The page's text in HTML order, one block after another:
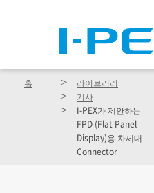
홈
라이브러리
기사
I-PEX가 제안하는
FPD (Flat Panel
Display)용 차세대
Connector